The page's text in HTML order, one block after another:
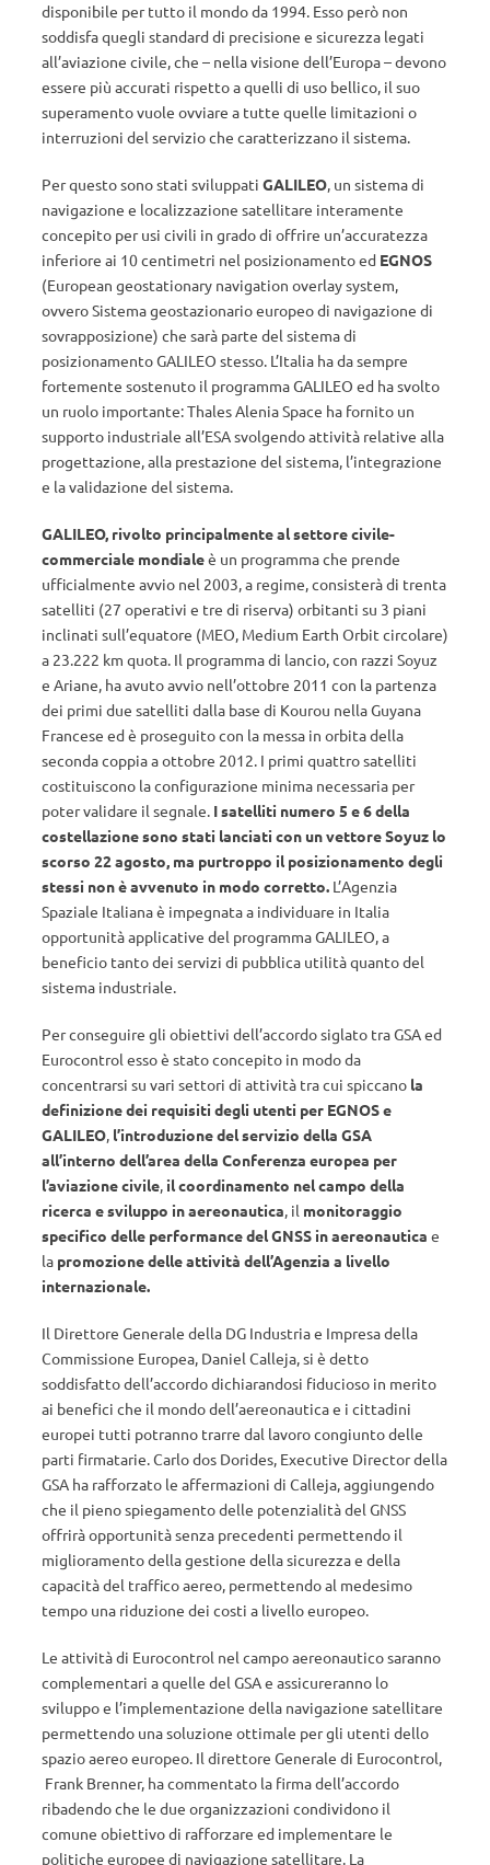
disponibile per tutto il mondo da 1994. Esso però non
soddisfa quegli standard di precisione e sicurezza legati
all’aviazione civile, che – nella visione dell’Europa – devono
essere più accurati rispetto a quelli di uso bellico, il suo
superamento vuole ovviare a tutte quelle limitazioni o
interruzioni del servizio che caratterizzano il sistema.
Per questo sono stati sviluppati GALILEO, un sistema di
navigazione e localizzazione satellitare interamente
concepito per usi civili in grado di offrire un’accuratezza
inferiore ai 10 centimetri nel posizionamento ed EGNOS
(European geostationary navigation overlay system,
ovvero Sistema geostazionario europeo di navigazione di
sovrapposizione) che sarà parte del sistema di
posizionamento GALILEO stesso. L’Italia ha da sempre
fortemente sostenuto il programma GALILEO ed ha svolto
un ruolo importante: Thales Alenia Space ha fornito un
supporto industriale all’ESA svolgendo attività relative alla
progettazione, alla prestazione del sistema, l’integrazione
e la validazione del sistema.
GALILEO, rivolto principalmente al settore civile-
commerciale mondialeè un programma che prende
ufficialmente avvio nel 2003, a regime, consisterà di trenta
satelliti (27 operativi e tre di riserva) orbitanti su 3 piani
inclinati sull’equatore (MEO, Medium Earth Orbit circolare)
a 23.222 km quota. Il programma di lancio, con razzi Soyuz
e Ariane, ha avuto avvio nell’ottobre 2011 con la partenza
dei primi due satelliti dalla base di Kourou nella Guyana
Francese ed è proseguito con la messa in orbita della
seconda coppia a ottobre 2012. I primi quattro satelliti
costituiscono la configurazione minima necessaria per
poter validare il segnale. I satelliti numero 5 e 6 della
costellazione sono stati lanciati con un vettore Soyuz lo
scorso 22 agosto, ma purtroppo il posizionamento degli
stessi non è avvenuto in modo corretto. L’Agenzia
Spaziale Italiana è impegnata a individuare in Italia
opportunità applicative del programma GALILEO, a
beneficio tanto dei servizi di pubblica utilità quanto del
sistema industriale.
Per conseguire gli obiettivi dell’accordo siglato tra GSA ed
Eurocontrol esso è stato concepito in modo da
concentrarsi su vari settori di attività tra cui spiccano la
definizione dei requisiti degli utenti per EGNOS e
GALILEO, l’introduzione del servizio della GSA
all’interno dell’area della Conferenza europea per
l’aviazione civile, il coordinamento nel campo della
ricerca e sviluppo in aereonautica, il monitoraggio
specifico delle performance del GNSS in aereonautica e
la promozione delle attività dell’Agenzia a livello
internazionale.
Il Direttore Generale della DG Industria e Impresa della
Commissione Europea, Daniel Calleja, si è detto
soddisfatto dell’accordo dichiarandosi fiducioso in merito
ai benefici che il mondo dell’aereonautica e i cittadini
europei tutti potranno trarre dal lavoro congiunto delle
parti firmatarie. Carlo dos Dorides, Executive Director della
GSA ha rafforzato le affermazioni di Calleja, aggiungendo
che il pieno spiegamento delle potenzialità del GNSS
offrirà opportunità senza precedenti permettendo il
miglioramento della gestione della sicurezza e della
capacità del traffico aereo, permettendo al medesimo
tempo una riduzione dei costi a livello europeo.
Le attività di Eurocontrol nel campo aereonautico saranno
complementari a quelle del GSA e assicureranno lo
sviluppo e l’implementazione della navigazione satellitare
permettendo una soluzione ottimale per gli utenti dello
spazio aereo europeo. Il direttore Generale di Eurocontrol,
Frank Brenner, ha commentato la firma dell’accordo
ribadendo che le due organizzazioni condividono il
comune obiettivo di rafforzare ed implementare le
politiche europee di navigazione satellitare. La